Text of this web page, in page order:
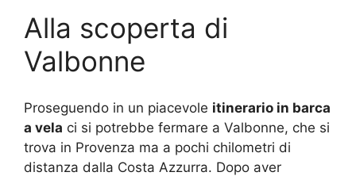
Alla scoperta di
Valbonne
Proseguendo in un piacevole itinerario in barca
a vela ci si potrebbe fermare a Valbonne, che si
trova in Provenza ma a pochi chilometri di
distanza dalla Costa Azzurra. Dopo aver